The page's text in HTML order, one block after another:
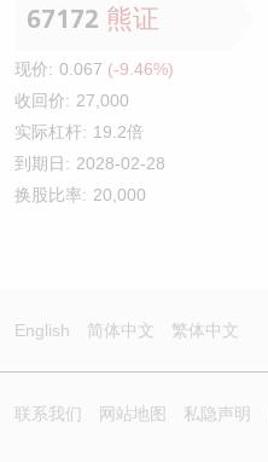
67172 熊证
现价: 0.067 (-9.46%)
收回价: 27,000
实际杠杆: 19.2倍
到期日: 2028-02-28
换股比率: 20,000
English 简体中文 繁体中文
联系我们 网站地图 私隐声明